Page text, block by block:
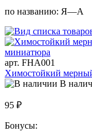
по названию: Я—А
арт. FHA001
Химостойкий
В
95 ₽
Бонусы: